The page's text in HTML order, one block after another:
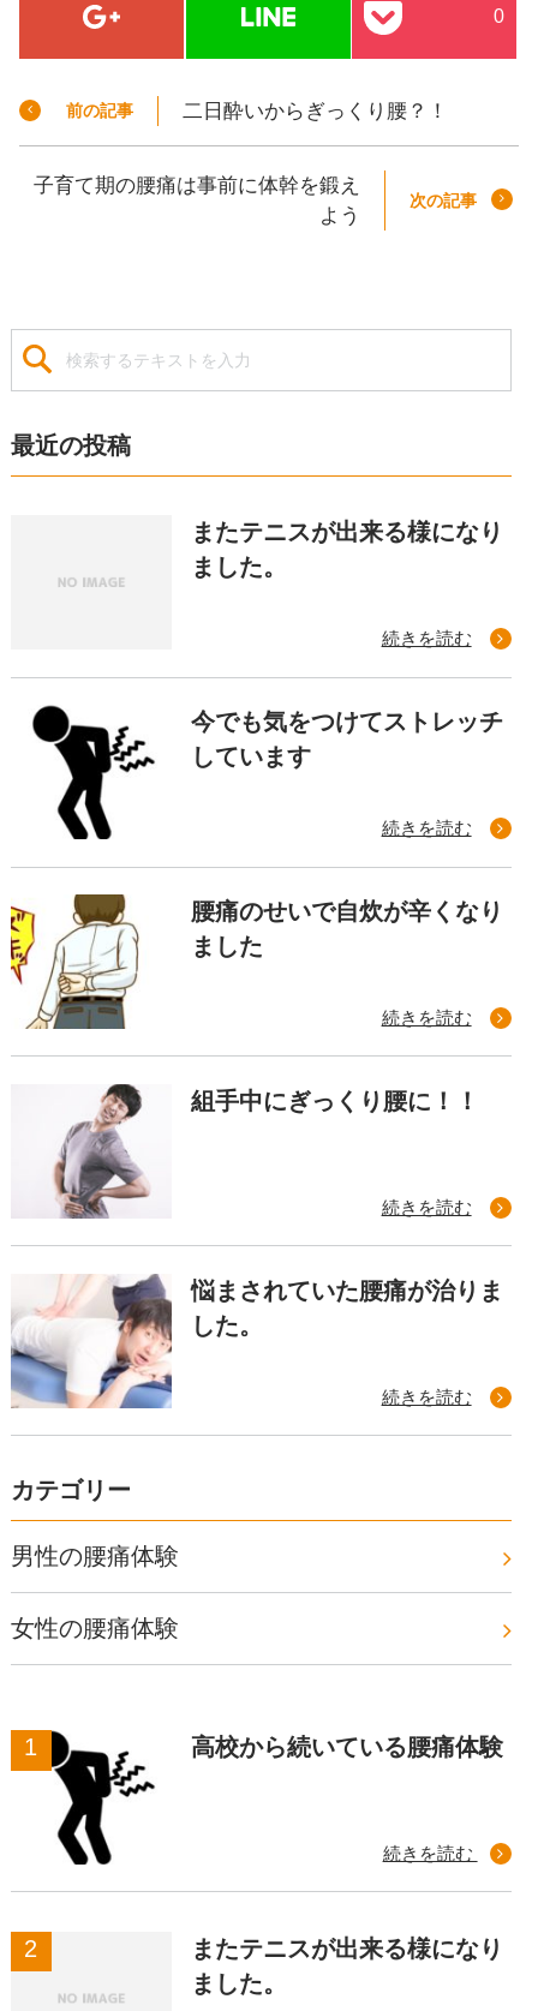
0
前の記事 二日酔いからぎっくり腰？！
次の記事
子育て期の腰痛は事前に体幹を鍛え
よう
最近の投稿
またテニスが出来る様になり
ました。
続きを読む
今でも気をつけてストレッチ
しています
続きを読む
腰痛のせいで自炊が辛くなり
ました
続きを読む
組手中にぎっくり腰に！！
続きを読む
悩まされていた腰痛が治りま
した。
続きを読む
カテゴリー
男性の腰痛体験
女性の腰痛体験
高校から続いている腰痛体験
続きを読む
またテニスが出来る様になり
ました。